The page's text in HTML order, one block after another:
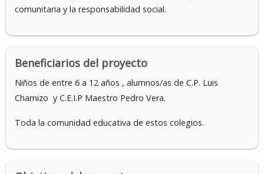
comunitaria y la responsabilidad social.
Beneficiarios del proyecto
Niños de entre 6 a 12 años , alumnos/as de C.P. Luis
Chamizo y C.E.I.P Maestro Pedro Vera.
Toda la comunidad educativa de estos colegios.